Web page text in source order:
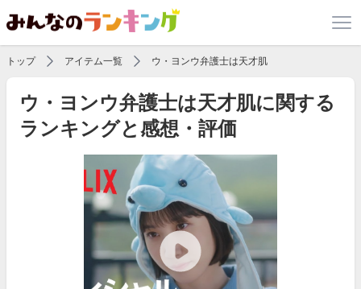
トップ アイテム一覧 ウ・ヨンウ弁護士は天才肌
ウ・ヨンウ弁護士は天才肌に関する
ランキングと感想・評価